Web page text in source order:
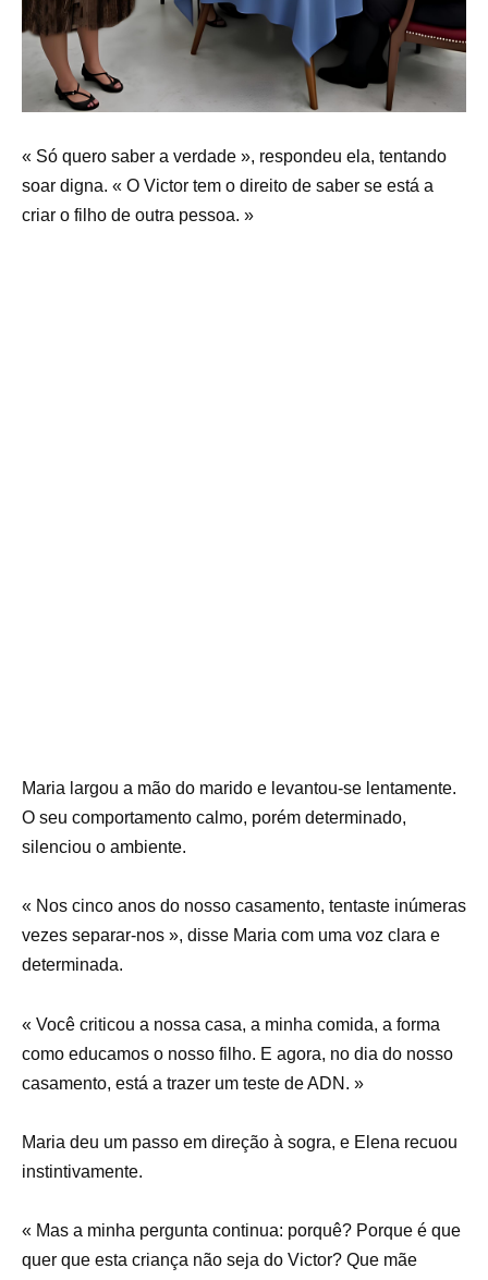
« Só quero saber a verdade », respondeu ela, tentando
soar digna. « O Victor tem o direito de saber se está a
criar o filho de outra pessoa. »
Maria largou a mão do marido e levantou-se lentamente.
O seu comportamento calmo, porém determinado,
silenciou o ambiente.
« Nos cinco anos do nosso casamento, tentaste inúmeras
vezes separar-nos », disse Maria com uma voz clara e
determinada.
« Você criticou a nossa casa, a minha comida, a forma
como educamos o nosso filho. E agora, no dia do nosso
casamento, está a trazer um teste de ADN. »
Maria deu um passo em direção à sogra, e Elena recuou
instintivamente.
« Mas a minha pergunta continua: porquê? Porque é que
quer que esta criança não seja do Victor? Que mãe